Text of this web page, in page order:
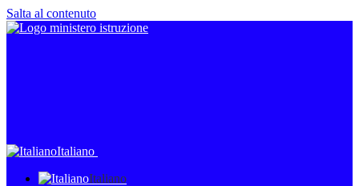
Salta al contenuto
Italiano
Italiano